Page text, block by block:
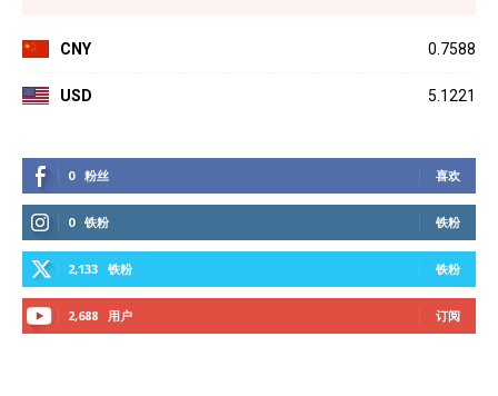
CNY 0.7588
USD 5.1221
0 粉丝 喜欢
0 铁粉 铁粉
2,133 铁粉 铁粉
2,688 用户 订阅